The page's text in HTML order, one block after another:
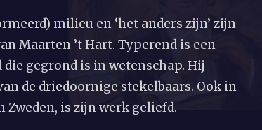
milieu en ‘het anders zijn’ zijn
Maarten ’t Hart. Typerend is een
gegrond is in wetenschap. Hij
de driedoornige stekelbaars. Ook in
is zijn werk geliefd.